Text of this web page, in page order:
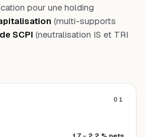
pour une holding
(multi-supports
SCPI (neutralisation IS et TRI
01